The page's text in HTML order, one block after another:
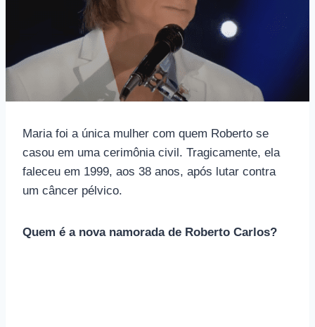
Maria foi a única mulher com quem Roberto se
casou em uma cerimônia civil. Tragicamente, ela
faleceu em 1999, aos 38 anos, após lutar contra
um câncer pélvico.
Quem é a nova namorada de Roberto Carlos?